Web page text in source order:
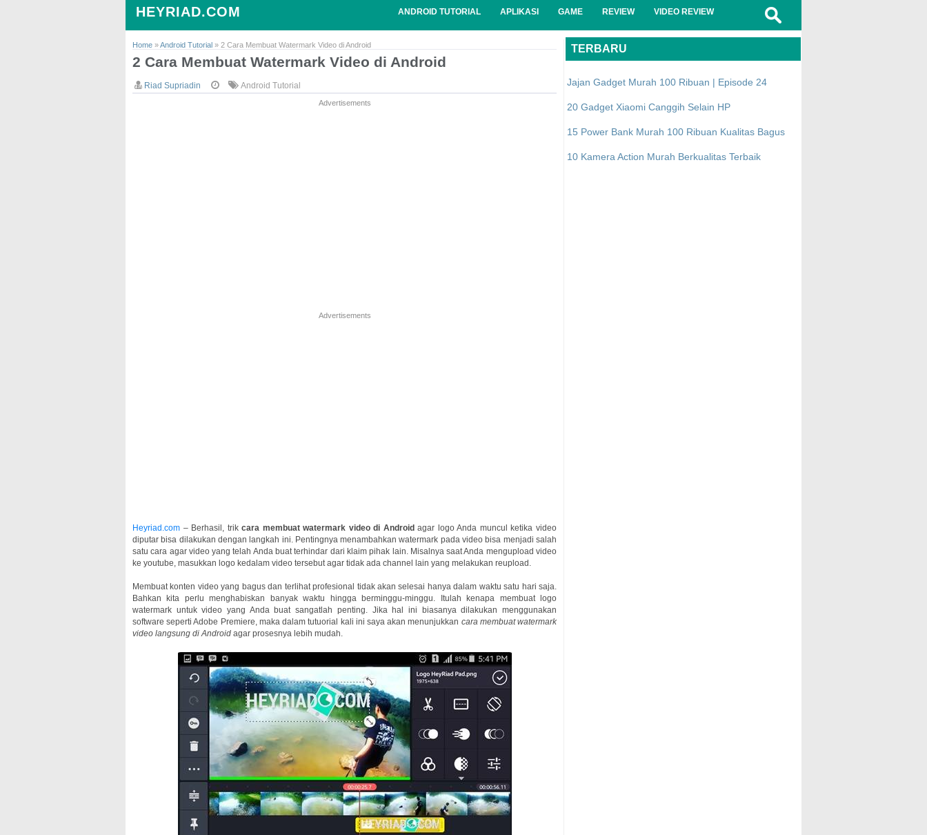
HEYRIAD.COM ANDROID TUTORIAL APLIKASI GAME REVIEW VIDEO REVIEW
Home »Android Tutorial » 2 Cara Membuat Watermark Video di Android
2 Cara Membuat Watermark Video di Android
Riad Supriadin Android Tutorial
Advertisements
Advertisements
Heyriad.com – Berhasil, trikcara membuat watermark video di Android agar logo Anda muncul ketika video
diputar bisa dilakukan dengan langkah ini. Pentingnya menambahkan watermark pada video bisa menjadi salah
satu cara agar video yang telah Anda buat terhindar dari klaim pihak lain. Misalnya saat Anda mengupload video
ke youtube, masukkan logo kedalam video tersebut agar tidak ada channel lain yang melakukan reupload.
Membuat konten video yang bagus dan terlihat profesional tidak akan selesai hanya dalam waktu satu hari saja.
Bahkan kita perlu menghabiskan banyak waktu hingga berminggu-minggu. Itulah kenapa membuat logo
watermark untuk video yang Anda buat sangatlah penting. Jika hal ini biasanya dilakukan menggunakan
software seperti Adobe Premiere, maka dalam tutuorial kali ini saya akan menunjukkan cara membuat watermark
video langsung di Android agar prosesnya lebih mudah.
TERBARU
Jajan Gadget Murah 100 Ribuan | Episode 24
20 Gadget Xiaomi Canggih Selain HP
15 Power Bank Murah 100 Ribuan Kualitas Bagus
10 Kamera Action Murah Berkualitas Terbaik